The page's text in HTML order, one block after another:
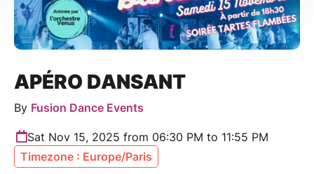
APÉRO DANSANT
By Fusion Dance Events
Sat Nov 15, 2025 from 06:30 PM to 11:55 PM
Timezone : Europe/Paris